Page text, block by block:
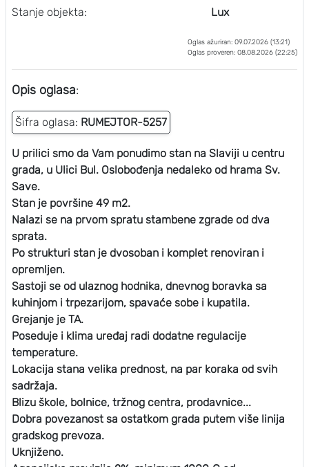
Stanje objekta:
Lux
Oglas ažuriran: 09.07.2026 (13:21)
Oglas proveren: 08.08.2026 (22:25)
Opis oglasa:
Šifra oglasa: RUMEJTOR-5257
U prilici smo da Vam ponudimo stan na Slaviji u centru
grada, u Ulici Bul. Oslobođenja nedaleko od hrama Sv.
Save.
Stan je površine 49 m2.
Nalazi se na prvom spratu stambene zgrade od dva
sprata.
Po strukturi stan je dvosoban i komplet renoviran i
opremljen.
Sastoji se od ulaznog hodnika, dnevnog boravka sa
kuhinjom i trpezarijom, spavaće sobe i kupatila.
Grejanje je TA.
Poseduje i klima uređaj radi dodatne regulacije
temperature.
Lokacija stana velika prednost, na par koraka od svih
sadržaja.
Blizu škole, bolnice, tržnog centra, prodavnice...
Dobra povezanost sa ostatkom grada putem više linija
gradskog prevoza.
Uknjiženo.